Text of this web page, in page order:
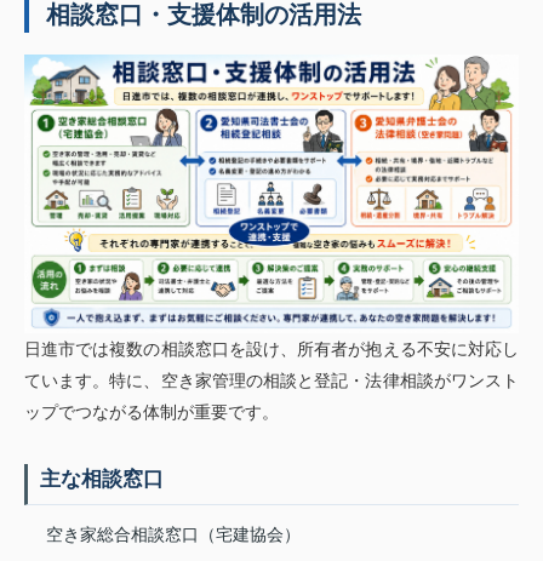
相談窓口・支援体制の活用法
日進市では複数の相談窓口を設け、所有者が抱える不安に対応し
ています。特に、空き家管理の相談と登記・法律相談がワンスト
ップでつながる体制が重要です。
主な相談窓口
空き家総合相談窓口（宅建協会）